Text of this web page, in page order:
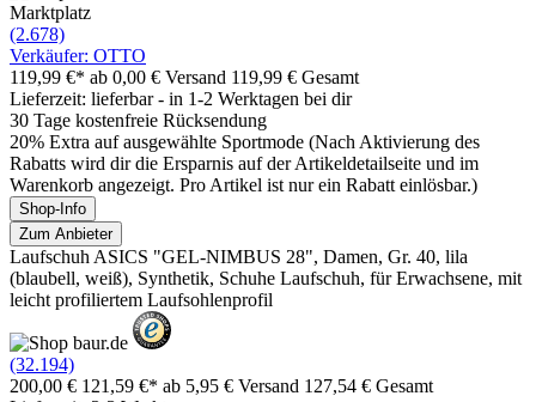
Marktplatz
(2.678)
Verkäufer: OTTO
119,99 €* ab 0,00 € Versand 119,99 € Gesamt
Lieferzeit: lieferbar - in 1-2 Werktagen bei dir
30 Tage kostenfreie Rücksendung
20% Extra auf ausgewählte Sportmode (Nach Aktivierung des
Rabatts wird dir die Ersparnis auf der Artikeldetailseite und im
Warenkorb angezeigt. Pro Artikel ist nur ein Rabatt einlösbar.)
Shop-Info
Zum Anbieter
Laufschuh ASICS "GEL-NIMBUS 28", Damen, Gr. 40, lila
(blaubell, weiß), Synthetik, Schuhe Laufschuh, für Erwachsene, mit
leicht profiliertem Laufsohlenprofil
(32.194)
200,00 € 121,59 €* ab 5,95 € Versand 127,54 € Gesamt